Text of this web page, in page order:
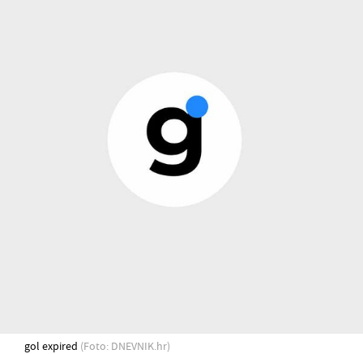
gol expired (Foto: DNEVNIK.hr)